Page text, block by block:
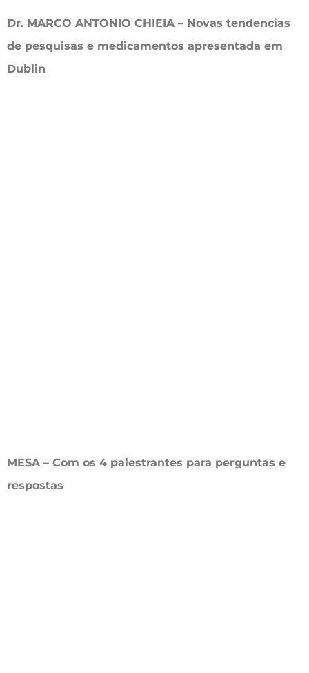
Dr. MARCO ANTONIO CHIEIA – Novas tendencias
de pesquisas e medicamentos apresentada em
Dublin
MESA – Com os 4 palestrantes para perguntas e
respostas